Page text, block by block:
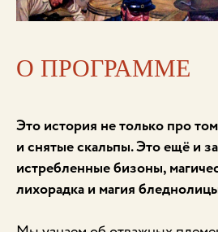
О ПРОГРАММЕ
Это история не только про
и снятые скальпы. Это ещё и
истребленные бизоны,
лихорадка и магия